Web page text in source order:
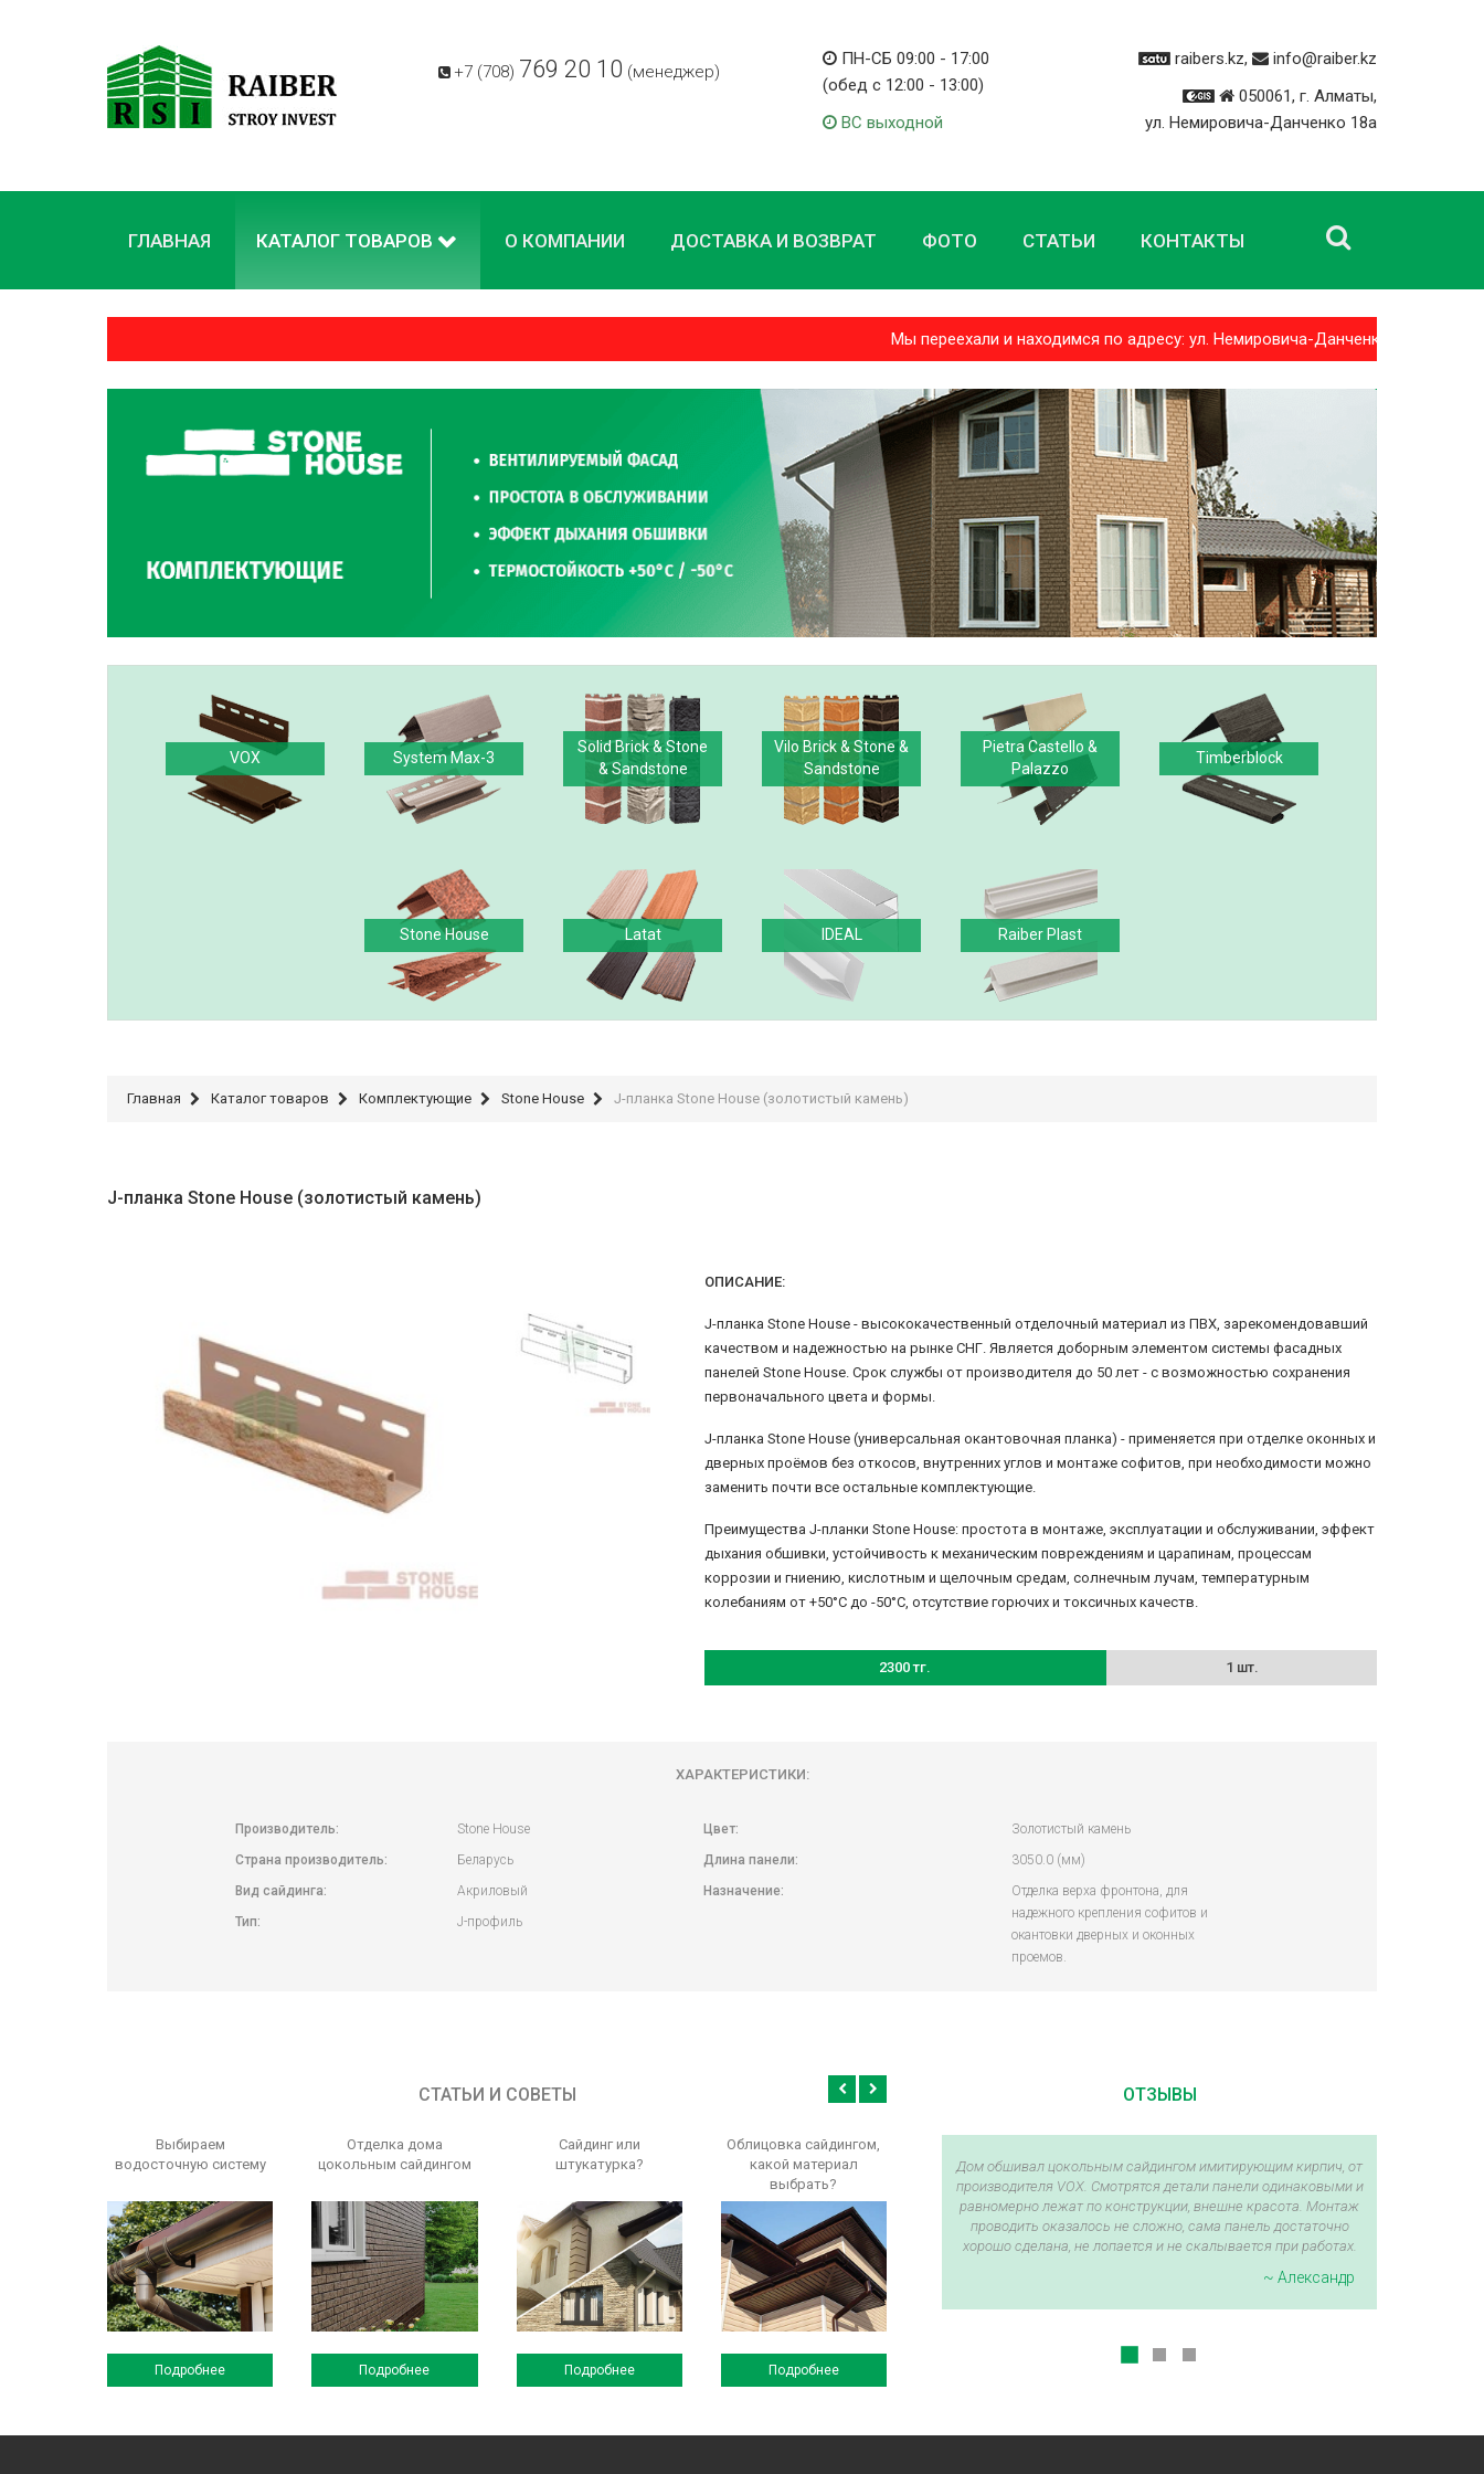
+7 (708) 769 20 10 (менеджер)
ПН-СБ 09:00 - 17:00
(обед с 12:00 - 13:00)
ВС выходной
raibers.kz,
info@raiber.kz
050061, г. Алматы,
ул. Немировича-Данченко 18а
ГЛАВНАЯ КАТАЛОГ ТОВАРОВ О КОМПАНИИ ДОСТАВКА И ВОЗВРАТ ФОТО СТАТЬИ КОНТАКТЫ
Мы переехали и находимся по адресу: ул. Немировича-Данченко 18а
VOX System Max-3
Solid Brick & Stone
& Sandstone
Vilo Brick & Stone &
Sandstone
Pietra Castello &
Palazzo
Timberblock
Stone House Latat IDEAL Raiber Plast
Главная Каталог товаров Комплектующие Stone House J-планка Stone House (золотистый камень)
J-планка Stone House (золотистый камень)
ОПИСАНИЕ:
J-планка Stone House - высококачественный отделочный материал из ПВХ, зарекомендовавший
качеством и надежностью на рынке СНГ. Является доборным элементом системы фасадных
панелей Stone House. Срок службы от производителя до 50 лет - с возможностью сохранения
первоначального цвета и формы.
J-планка Stone House (универсальная окантовочная планка) - применяется при отделке оконных и
дверных проёмов без откосов, внутренних углов и монтаже софитов, при необходимости можно
заменить почти все остальные комплектующие.
Преимущества J-планки Stone House: простота в монтаже, эксплуатации и обслуживании, эффект
дыхания обшивки, устойчивость к механическим повреждениям и царапинам, процессам
коррозии и гниению, кислотным и щелочным средам, солнечным лучам, температурным
колебаниям от +50‎°C до -50°C, отсутствие горючих и токсичных качеств.
2300 тг. 1 шт.
ХАРАКТЕРИСТИКИ:
Производитель:
Страна производитель:
Вид сайдинга:
Тип:
Stone House
Беларусь
Акриловый
J-профиль
Цвет:
Длина панели:
Назначение:
Золотистый камень
3050.0 (мм)
Отделка верха фронтона, для
надежного крепления софитов и
окантовки дверных и оконных
проемов.
СТАТЬИ И СОВЕТЫ
Выбираем
водосточную систему
Подробнее
Отделка дома
цокольным сайдингом
Подробнее
Сайдинг или
штукатурка?
Подробнее
Облицовка сайдингом,
какой материал
выбрать?
Подробнее
ОТЗЫВЫ
Дом обшивал цокольным сайдингом имитирующим кирпич, от
производителя VOX. Смотрятся детали панели одинаковыми и
равномерно лежат по конструкции, внешне красота. Монтаж
проводить оказалось не сложно, сама панель достаточно
хорошо сделана, не лопается и не скалывается при работах.
~ Александр